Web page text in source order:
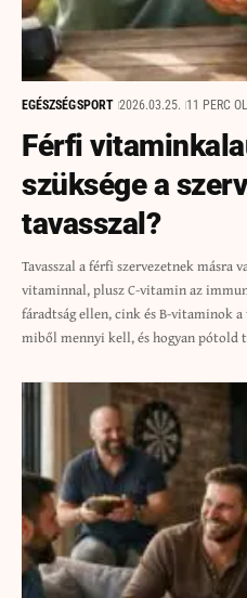
EGÉSZSÉGSPORT 2026.03.25. 11 PERC
Férfi
szüksége a
tavasszal?
Tavasszal a férfi szervezetnek másra
vitaminnal, plusz C-vitamin az
fáradtság ellen, cink és B-vitaminok
miből mennyi kell, és hogyan pótold